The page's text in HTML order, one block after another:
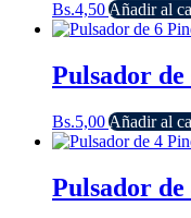
Bs.4,50Añadir al
Pulsador
Bs.5,00Añadir al
Pulsador de